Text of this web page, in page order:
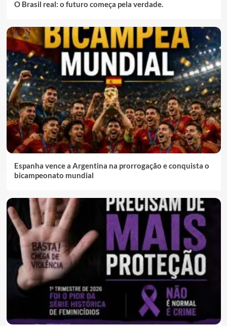
O Brasil real: o futuro começa pela verdade.
Espanha vence a Argentina na prorrogação e conquista o
bicampeonato mundial